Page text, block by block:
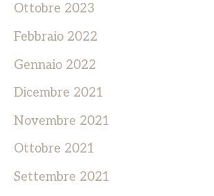
Ottobre 2023
Febbraio 2022
Gennaio 2022
Dicembre 2021
Novembre 2021
Ottobre 2021
Settembre 2021